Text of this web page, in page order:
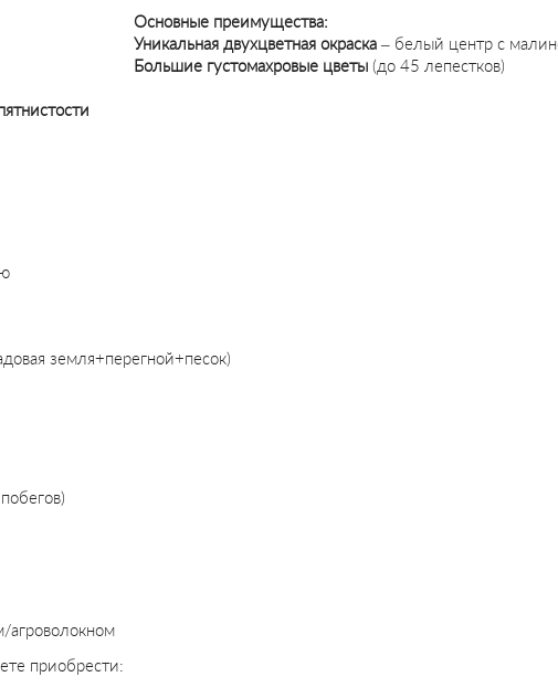
Основные преимущества:
Уникальная двухцветная окраска – белый центр с
Большие густомахровые цветы (до 45 лепестков)
земля+перегной+песок)
агроволокном
приобрести: